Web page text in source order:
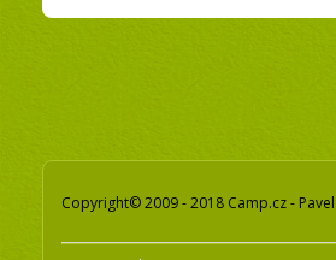
Copyright© 2009 - 2018 Camp.cz -